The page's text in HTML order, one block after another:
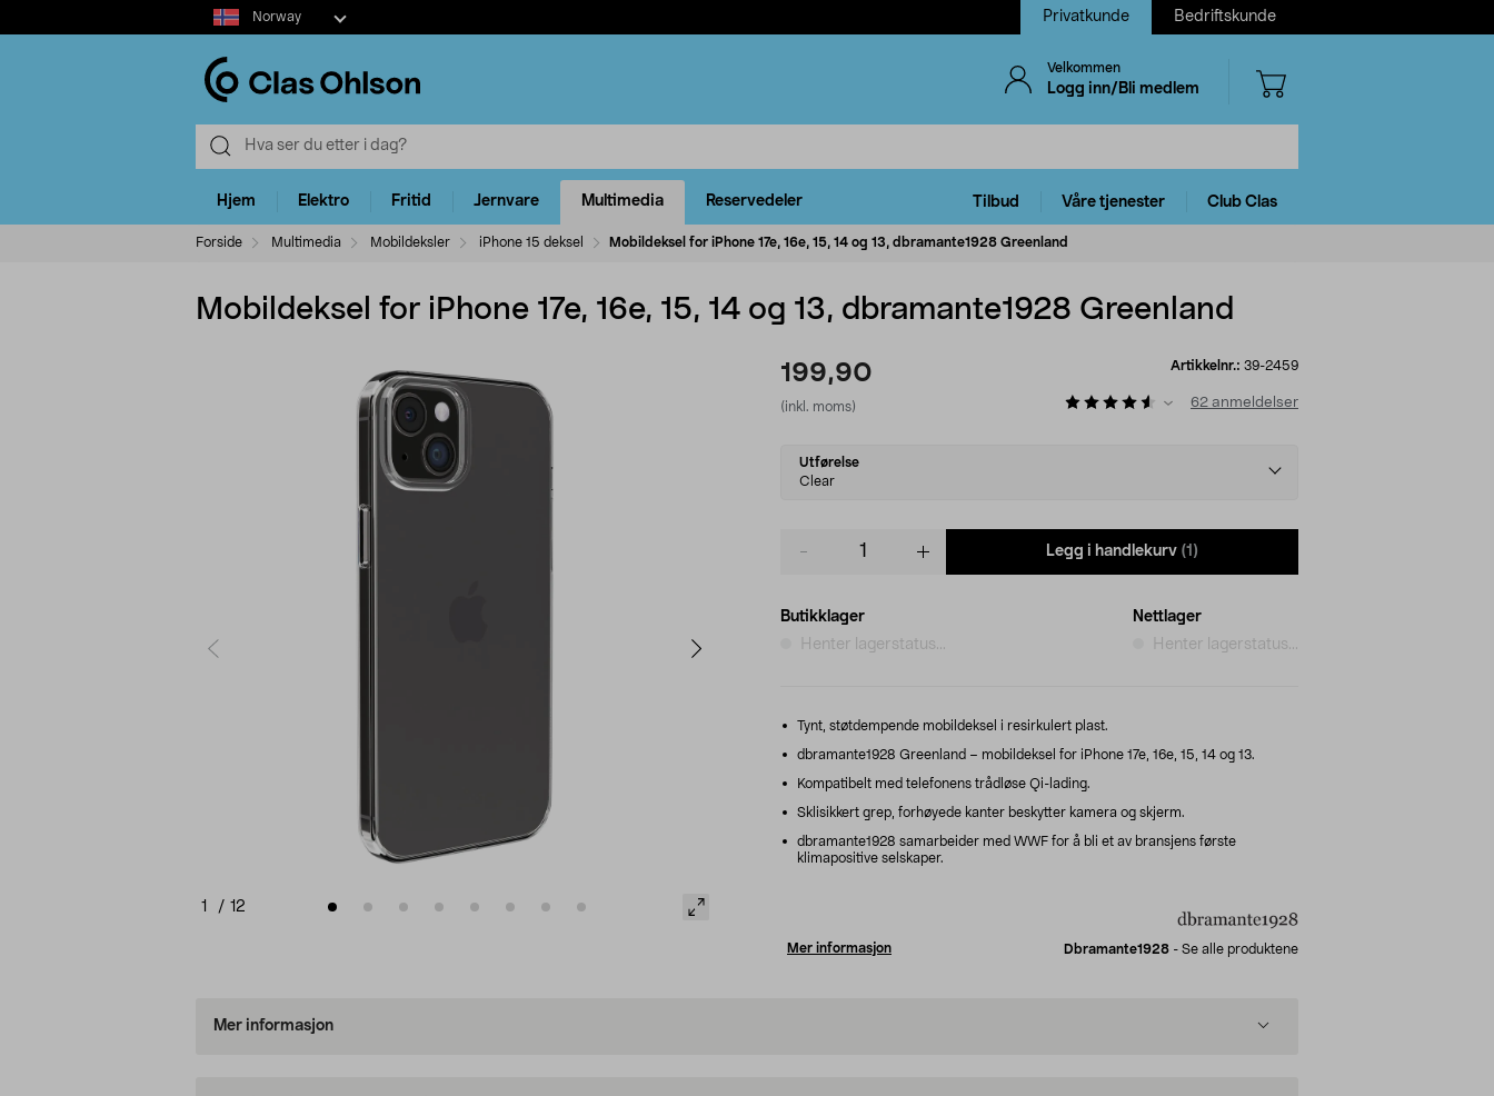
Select
market
Norway Privatkunde Bedriftskunde
Velkommen
Logg inn/Bli medlem
Hjem Elektro Fritid Jernvare Multimedia Reservedeler Tilbud Våre tjenester Club Clas
Forside Multimedia Mobildeksler iPhone 15 deksel Mobildeksel for iPhone 17e, 16e, 15, 14 og 13, dbramante1928 Greenland
Mobildeksel for iPhone 17e, 16e, 15, 14 og 13, dbramante1928 Greenland
1 / 12
199,90
(inkl. moms)
Artikkelnr.: 39-2459
62 anmeldelser
Select
variant
Utførelse
Clear
Legg i handlekurv (1)
Butikklager
Henter lagerstatus...
Nettlager
Henter lagerstatus...
Tynt, støtdempende mobildeksel i resirkulert plast.
dbramante1928 Greenland – mobildeksel for iPhone 17e, 16e, 15, 14 og 13.
Kompatibelt med telefonens trådløse Qi-lading.
Sklisikkert grep, forhøyede kanter beskytter kamera og skjerm.
dbramante1928 samarbeider med WWF for å bli et av bransjens første
klimapositive selskaper.
Mer informasjon Dbramante1928 - Se alle produktene
Mer informasjon